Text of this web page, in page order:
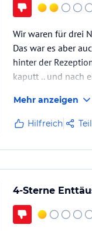
Wir waren für drei
Das war es aber
hinter der
kaputt .. und nach
Mehr anzeigen
Hilfreich
4-Sterne